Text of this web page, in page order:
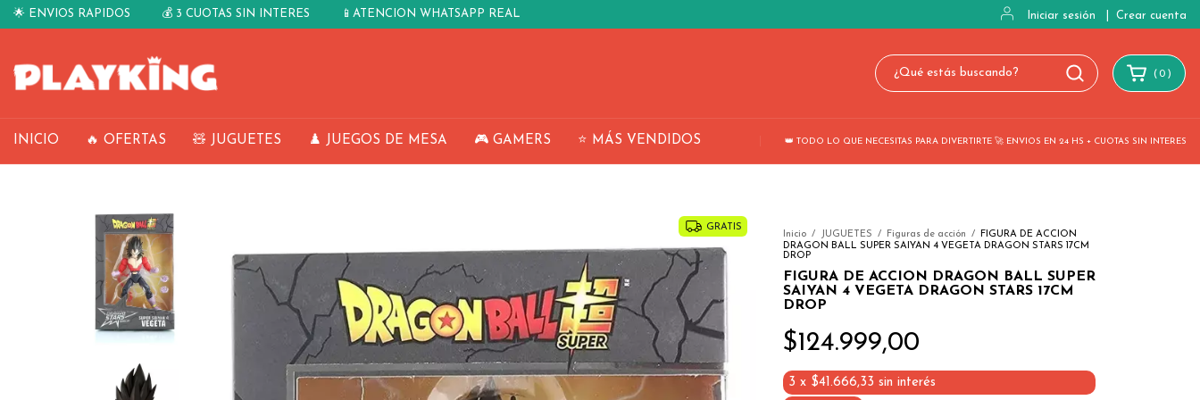
🌟 ENVIOS RAPIDOS 💰 3 CUOTAS SIN INTERES 📱ATENCION WHATSAPP REAL Iniciar sesión Crear cuenta
(0 )
INICIO 🔥 OFERTAS 🧸 JUGUETES ♟️ JUEGOS DE MESA 🎮 GAMERS ⭐ MÁS VENDIDOS 👑 TODO LO QUE NECESITAS PARA DIVERTIRTE 🚀 ENVIOS EN 24 HS + CUOTAS SIN INTERES
GRATIS
Inicio / JUGUETES / Figuras de acción /
FIGURA DE ACCION
DRAGON BALL SUPER SAIYAN 4 VEGETA DRAGON STARS 17CM
DROP
FIGURA DE ACCION DRAGON BALL SUPER
SAIYAN 4 VEGETA DRAGON STARS 17CM
DROP
$124.999,00
3 x $41.666,33 sin interés